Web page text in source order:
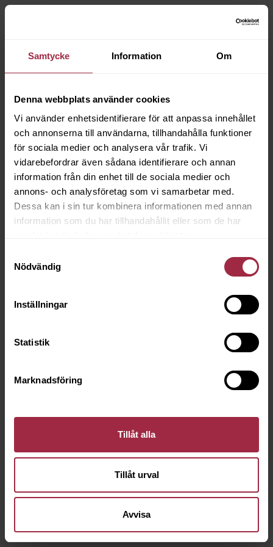
Samtycke Information Om
Denna webbplats använder cookies
Vi använder enhetsidentifierare för att anpassa innehållet
och annonserna till användarna, tillhandahålla funktioner
för sociala medier och analysera vår trafik. Vi
vidarebefordrar även sådana identifierare och annan
information från din enhet till de sociala medier och
annons- och analysföretag som vi samarbetar med.
Dessa kan i sin tur kombinera informationen med annan
information som du har tillhandahållit eller som de har
Nödvändig
Inställningar
Statistik
Marknadsföring
Tillåt alla
Tillåt urval
Avvisa